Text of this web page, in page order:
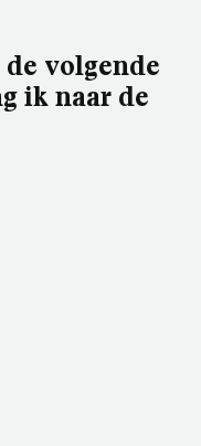
volgende
ik naar de